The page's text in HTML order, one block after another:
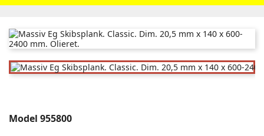
Model 955800